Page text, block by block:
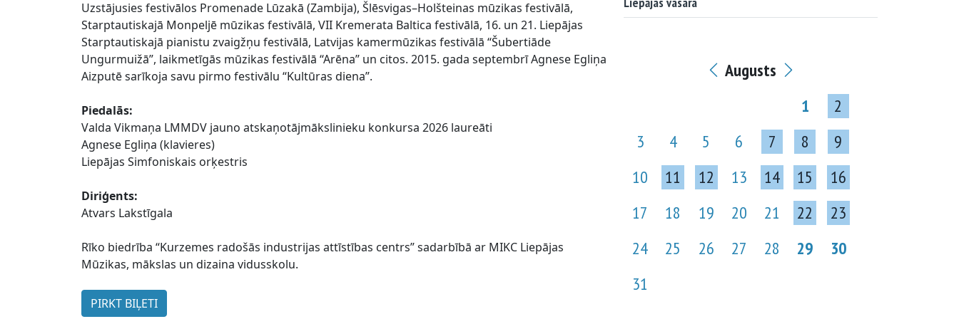
Uzstājusies festivālos Promenade Lūzakā (Zambija), Šlēsvigas–Holšteinas mūzikas festivālā,
Starptautiskajā Monpeljē mūzikas festivālā, VII Kremerata Baltica festivālā, 16. un 21. Liepājas
Starptautiskajā pianistu zvaigžņu festivālā, Latvijas kamermūzikas festivālā “Šubertiāde
Ungurmuižā”, laikmetīgās mūzikas festivālā “Arēna” un citos. 2015. gada septembrī Agnese Egliņa
Aizputē sarīkoja savu pirmo festivālu “Kultūras diena”.
Piedalās:
Valda Vikmaņa LMMDV jauno atskaņotājmākslinieku konkursa 2026 laureāti
Agnese Egliņa (klavieres)
Liepājas Simfoniskais orķestris
Diriģents:
Atvars Lakstīgala
Rīko biedrība “Kurzemes radošās industrijas attīstības centrs” sadarbībā ar MIKC Liepājas
Mūzikas, mākslas un dizaina vidusskolu.
PIRKT BIĻETI
Augusts
1
2
3
4 5 6 7 8
9
10
11 12 13 14 15
16
17
18 19 20 21 22
23
24
25 26 27 28 29
30
31